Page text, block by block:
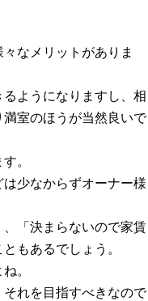
なメリットがありま
ようになりますし、相
室のほうが当然良いで
。
少なからずオーナー様
「決まらないので家賃
もあるでしょう。
。
れを目指すべきなので